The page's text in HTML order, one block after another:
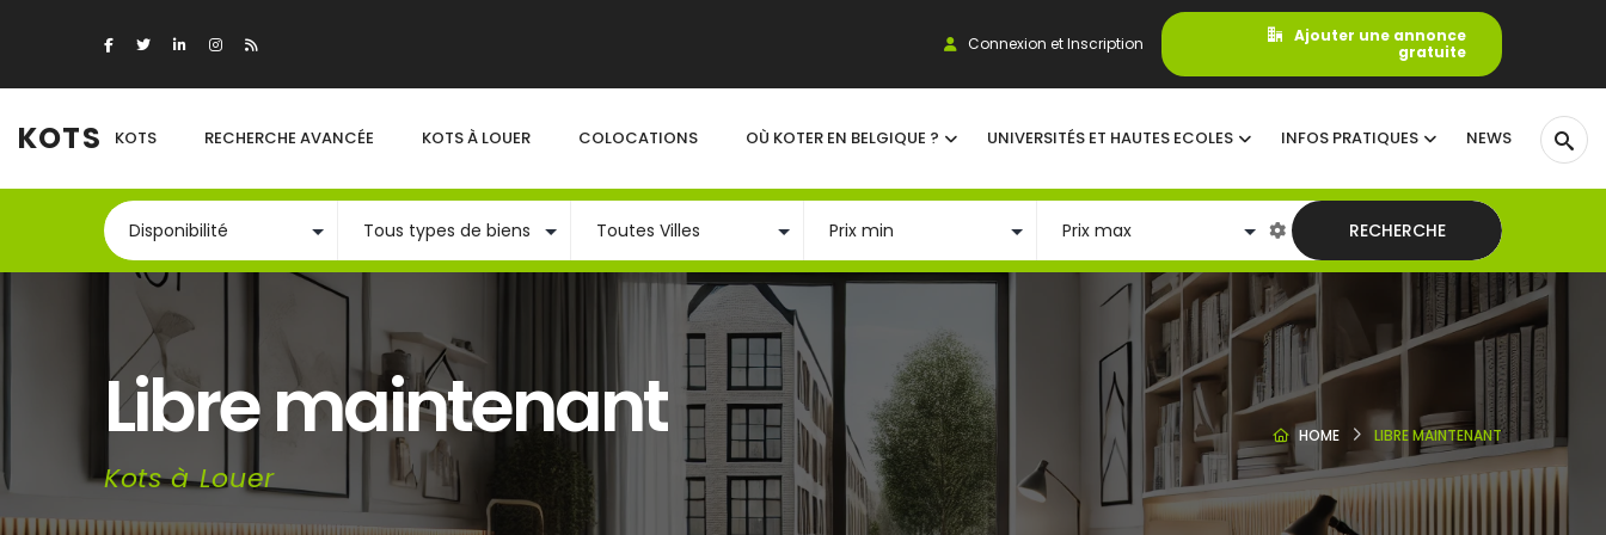
Connexion et Inscription
Ajouter une annonce
gratuite
KOTS KOTS RECHERCHE AVANCÉE KOTS À LOUER COLOCATIONS OÙ KOTER EN BELGIQUE ? UNIVERSITÉS ET HAUTES ECOLES INFOS PRATIQUES NEWS
RECHERCHE
Libre maintenant
Kots à Louer
HOME LIBRE MAINTENANT